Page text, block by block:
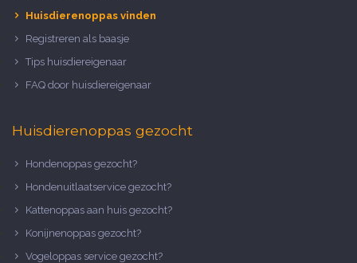
Huisdierenoppas vinden
Registreren als baasje
Tips huisdiereigenaar
FAQ door huisdiereigenaar
Huisdierenoppas gezocht
Hondenoppas gezocht?
Hondenuitlaatservice gezocht?
Kattenoppas aan huis gezocht?
Konijnenoppas gezocht?
Vogeloppas service gezocht?